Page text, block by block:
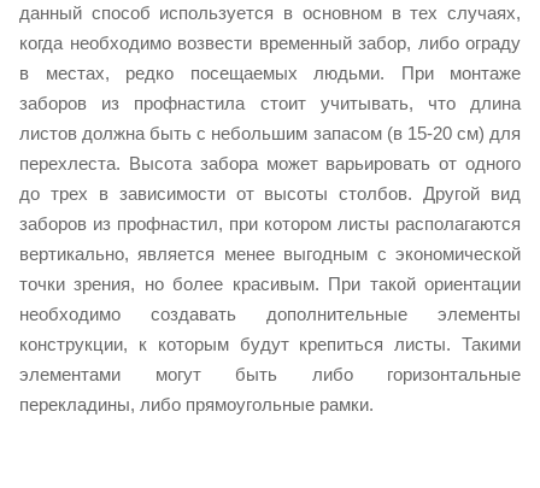
данный способ используется в основном в тех случаях,
когда необходимо возвести временный забор, либо ограду
в местах, редко посещаемых людьми. При монтаже
заборов из профнастила стоит учитывать, что длина
листов должна быть с небольшим запасом (в 15-20 см) для
перехлеста. Высота забора может варьировать от одного
до трех в зависимости от высоты столбов. Другой вид
заборов из профнастил, при котором листы располагаются
вертикально, является менее выгодным с экономической
точки зрения, но более красивым. При такой ориентации
необходимо создавать дополнительные элементы
конструкции, к которым будут крепиться листы. Такими
элементами могут быть либо горизонтальные
перекладины, либо прямоугольные рамки.